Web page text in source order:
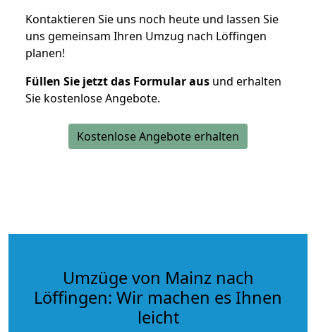
Kontaktieren Sie uns noch heute und lassen Sie
uns gemeinsam Ihren Umzug nach Löffingen
planen!
Füllen Sie jetzt das Formular aus und erhalten
Sie kostenlose Angebote.
Kostenlose Angebote erhalten
Umzüge von Mainz nach
Löffingen: Wir machen es Ihnen
leicht